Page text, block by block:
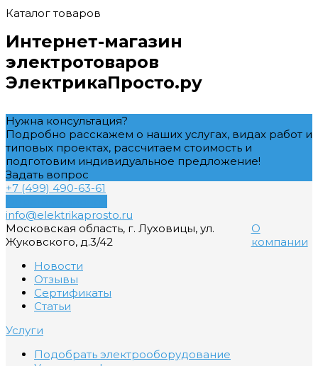
Каталог товаров
Интернет-магазин
электротоваров
ЭлектрикаПросто.ру
Нужна консультация?
Подробно расскажем о наших услугах, видах работ и
типовых проектах, рассчитаем стоимость и
подготовим индивидуальное предложение!
Задать вопрос
+7 (499) 490-63-61
info@elektrikaprosto.ru
Московская область, г. Луховицы, ул.
Жуковского, д.3/42
О
компании
Новости
Отзывы
Сертификаты
Статьи
Услуги
Подобрать электрооборудование